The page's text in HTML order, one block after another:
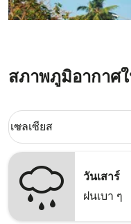
สภาพภูมิอากาศ
Weather unit option เซ
เซลเซียส
keyboard_arrow_down
วันเสาร์
ฝนเบา ๆ